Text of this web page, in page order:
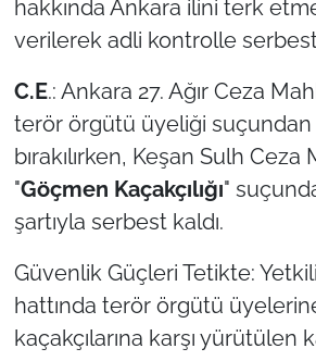
hakkında Ankara ilini terk
verilerek adli kontrolle serbest
C.E.: Ankara 27. Ağır Ceza
terör örgütü üyeliği
bırakılırken, Keşan Sulh
"Göçmen Kaçakçılığı"
şartıyla serbest kaldı.
Güvenlik Güçleri Tetikte:
hattında terör örgütü
kaçakçılarına karşı yürütülen